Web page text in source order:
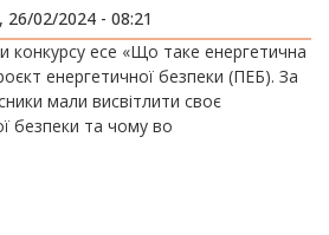
26/02/2024 - 08:21
конкурсу есе «Що таке енергетична
енергетичної безпеки (ПЕБ). За
мали висвітлити своє
безпеки та чому во